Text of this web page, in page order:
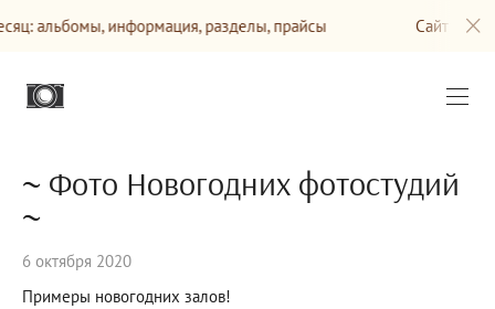
разделы, прайсы Сайт будет
~ Фото Новогодних фотостудий
~
6 октября 2020
Примеры новогодних залов!